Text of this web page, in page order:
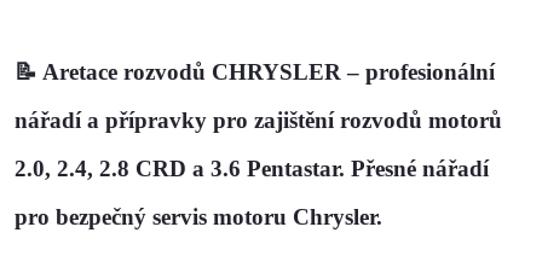
📝 Aretace rozvodů CHRYSLER – profesionální
nářadí a přípravky pro zajištění rozvodů motorů
2.0, 2.4, 2.8 CRD a 3.6 Pentastar. Přesné nářadí
pro bezpečný servis motoru Chrysler.